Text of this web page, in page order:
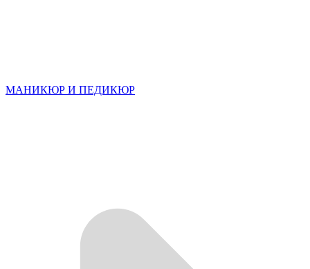
МАНИКЮР И ПЕДИКЮР